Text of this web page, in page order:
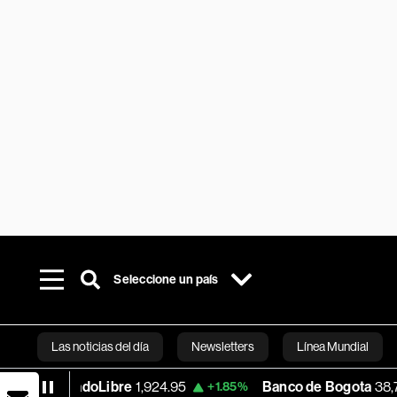
Seleccione un país
Las noticias del día Newsletters Línea Mundial
Bloomberg
1,924.95 +1.85% Banco de Bogota 38,720.00 -